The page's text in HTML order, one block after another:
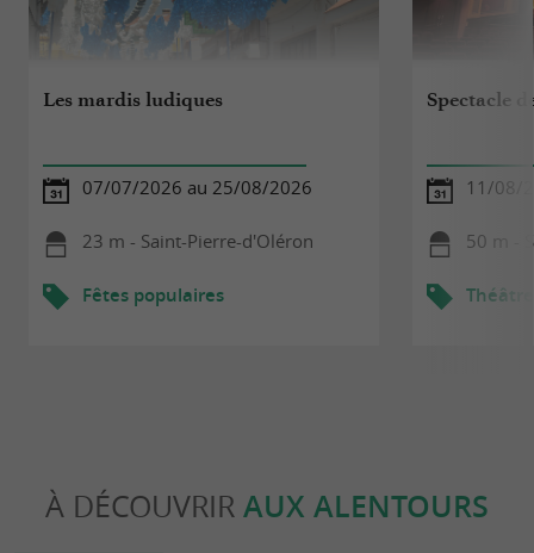
Les mardis ludiques
07/07/2026 au 25/08/2026
23 m - Saint-Pierre-d'Oléron
Fêtes populaires
Spectacle
11/08/
50 m -
Théâtre
À DÉCOUVRIR AUX ALENTOURS